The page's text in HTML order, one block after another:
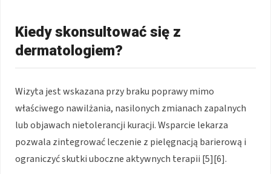
Kiedy skonsultować się z
dermatologiem?
Wizyta jest wskazana przy braku poprawy mimo
właściwego nawilżania, nasilonych zmianach zapalnych
lub objawach nietolerancji kuracji. Wsparcie lekarza
pozwala zintegrować leczenie z pielęgnacją barierową i
ograniczyć skutki uboczne aktywnych terapii [5][6].